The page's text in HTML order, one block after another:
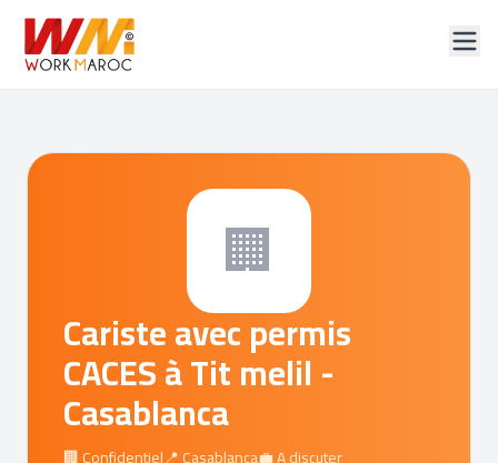
🏢
Cariste avec permis
CACES à Tit melil -
Casablanca